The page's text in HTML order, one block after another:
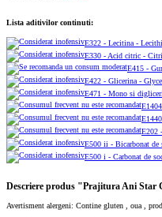
Lista aditivilor continuti:
E322 - Lecitina -
E330 - Acid citric -
E415 -
E422 - Glicerina -
E471 - Mono si
E202
E500 ii - Bicarbonat de
E500 i - Carbonat de
Descriere produs "Prajitura Ani Star
Avertisment alergeni: Contine gluten , oua ,